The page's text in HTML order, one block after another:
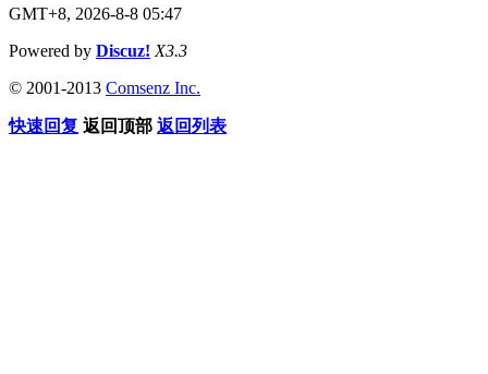
GMT+8, 2026-8-8 05:47
Powered by Discuz! X3.3
© 2001-2013 Comsenz Inc.
快速回复 返回顶部 返回列表